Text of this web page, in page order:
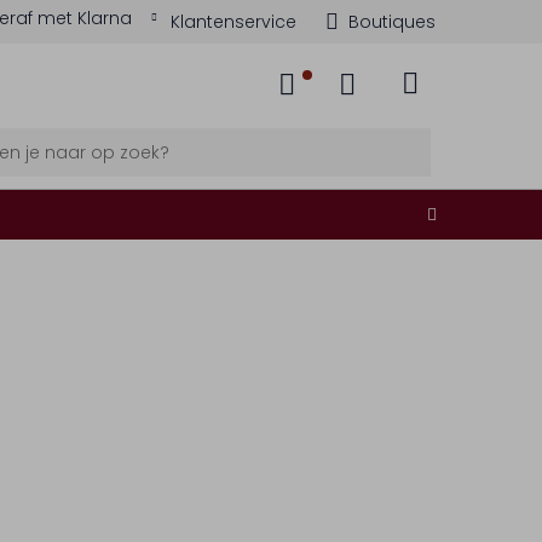
met Klarna Klantenservice Boutiques